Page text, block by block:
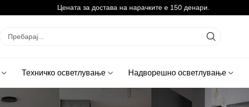
Цената за достава на нарачките е 150 денари.
Техничко осветлување Надворешно осветлување